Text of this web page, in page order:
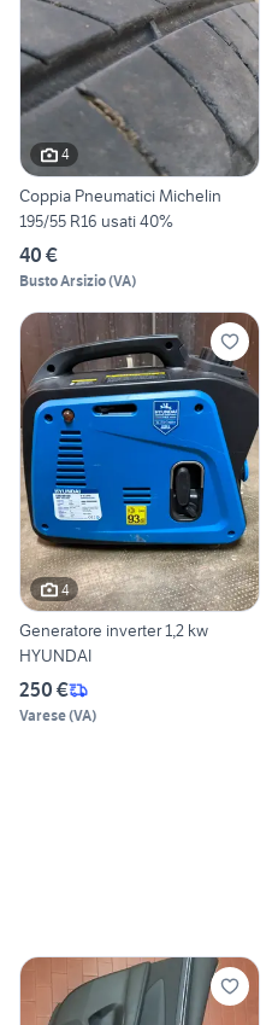
4
Coppia Pneumatici Michelin
195/55 R16 usati 40%
40 €
Busto Arsizio(VA)
4
Generatore inverter 1,2 kw
HYUNDAI
250 €
Varese(VA)